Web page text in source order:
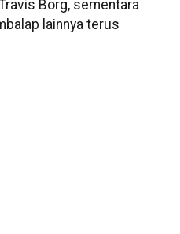
Borg, sementara
lainnya terus